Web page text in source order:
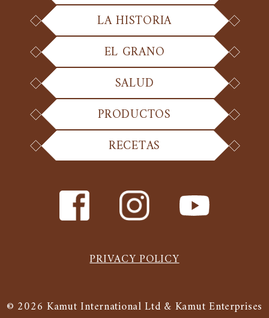
LA HISTORIA
EL GRANO
SALUD
PRODUCTOS
RECETAS
PRIVACY POLICY
© 2026 Kamut International Ltd & Kamut Enterprises